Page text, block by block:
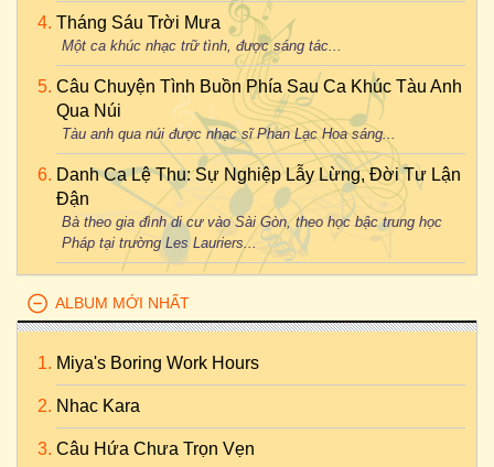
Tháng Sáu Trời Mưa
Một ca khúc nhạc trữ tình, được sáng tác...
Câu Chuyện Tình Buồn Phía Sau Ca Khúc Tàu Anh
Qua Núi
Tàu anh qua núi được nhạc sĩ Phan Lạc Hoa sáng...
Danh Ca Lệ Thu: Sự Nghiệp Lẫy Lừng, Đời Tư Lận
Đận
Bà theo gia đình di cư vào Sài Gòn, theo học bậc trung học
Pháp tại trường Les Lauriers...
ALBUM MỚI NHẤT
Miya's Boring Work Hours
Nhac Kara
Câu Hứa Chưa Trọn Vẹn